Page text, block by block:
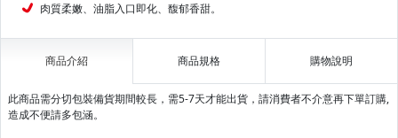
肉質柔嫩、油脂入口即化、馥郁香甜。
商品介紹 商品規格 購物說明
此商品需分切包裝備貨期間較長，需5-7天才能出貨，請消費者不介意再下單訂購,
造成不便請多包涵。